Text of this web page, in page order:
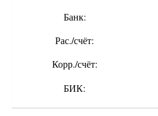
Банк:
Рас./счёт:
Корр./счёт:
БИК: